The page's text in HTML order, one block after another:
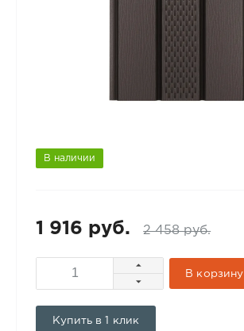
В наличии
1 916 руб. 2 458 руб.
В корзину
Купить в 1 клик